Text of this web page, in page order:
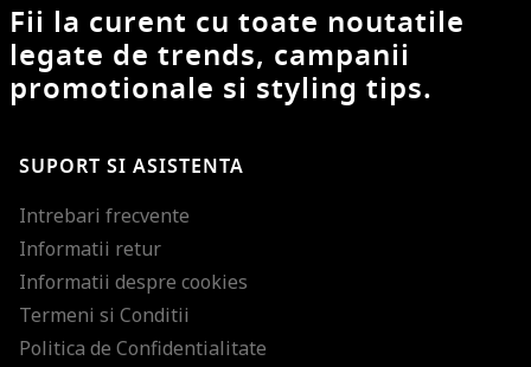
Fii la curent cu toate noutatile
legate de trends, campanii
promotionale si styling tips.
SUPORT SI ASISTENTA
Intrebari frecvente
Informatii retur
Informatii despre cookies
Termeni si Conditii
Politica de Confidentialitate